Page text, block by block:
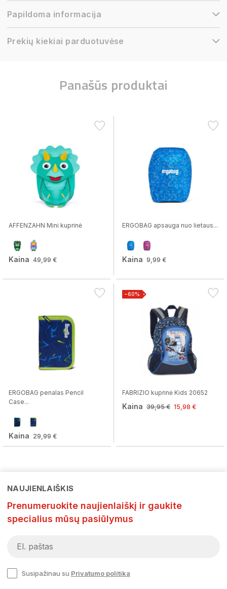
Papildoma informacija
Prekių kiekiai parduotuvėse
Panašūs produktai
AFFENZAHN Mini kuprinė
Kaina 49,99 €
ERGOBAG apsauga nuo lietaus...
Kaina 9,99 €
ERGOBAG penalas Pencil
Case...
Kaina 29,99 €
−60%
FABRIZIO kuprinė Kids 20652
Kaina 39,95 € 15,98 €
NAUJIENLAIŠKIS
Prenumeruokite naujienlaiškį ir gaukite
specialius mūsų pasiūlymus
Susipažinau su Privatumo politika